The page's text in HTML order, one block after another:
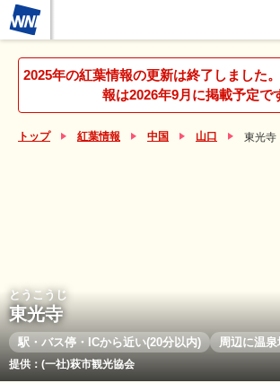
紅葉レーダー 紅葉ニュース 京都 見頃カレンダー
2025年の紅葉情報の更新は終了しました
報は2026年9月に掲載予定で
トップ 紅葉情報 中国 山口 東光寺
とうこうじ
東光寺
駅・バス停・ICから近い(20分以内) 周辺に温
提供：(一社)萩市観光協会